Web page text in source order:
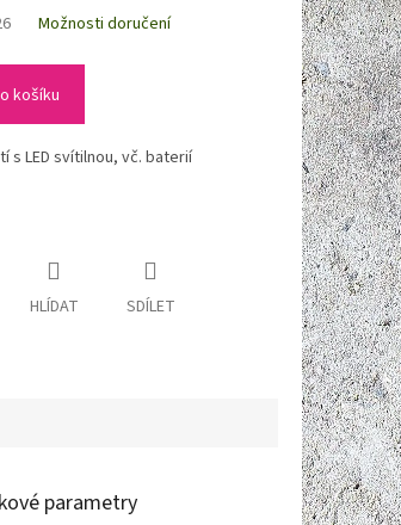
Možnosti doručení
košíku
s LED svítilnou, vč. baterií
HLÍDAT SDÍLET
parametry